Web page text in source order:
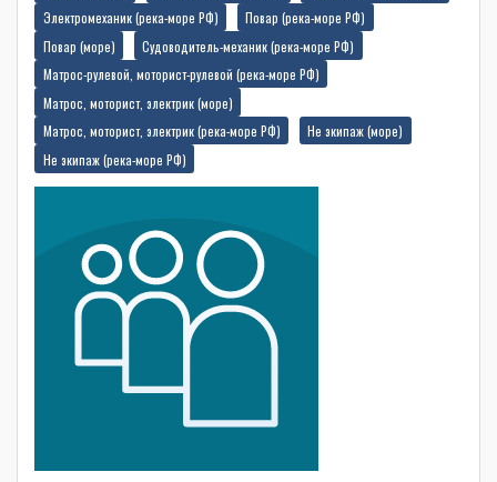
Электромеханик (река-море РФ)
Повар (река-море РФ)
Повар (море)
Судоводитель-механик (река-море РФ)
Матрос-рулевой, моторист-рулевой (река-море РФ)
Матрос, моторист, электрик (море)
Матрос, моторист, электрик (река-море РФ)
Не экипаж (море)
Не экипаж (река-море РФ)